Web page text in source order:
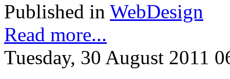
Published in WebDesign
Read more...
Tuesday, 30 August 2011